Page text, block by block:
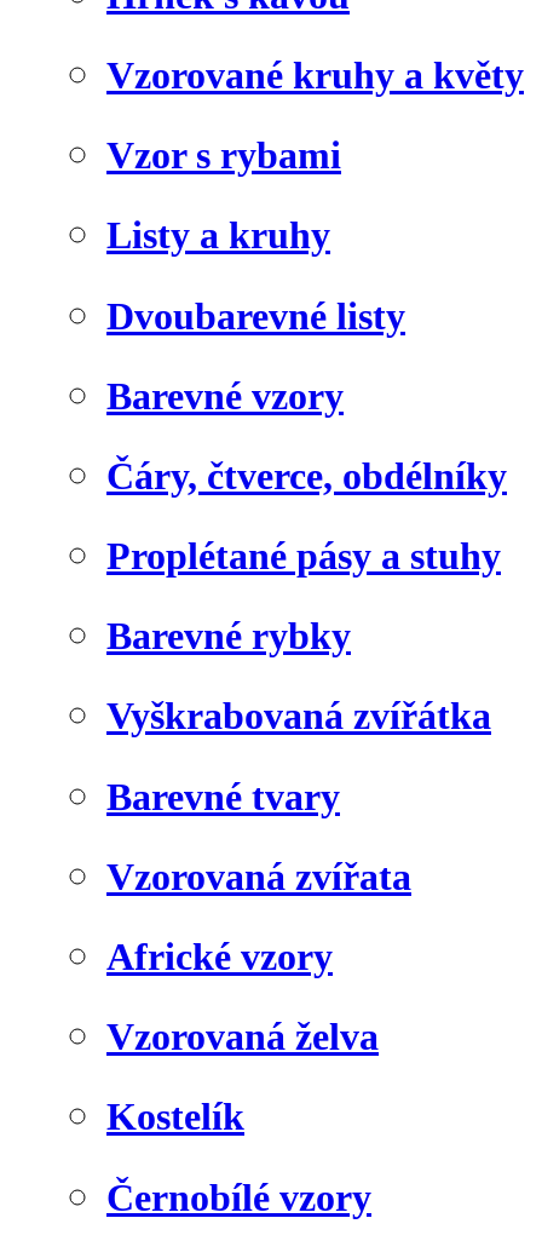
Vzorované kruhy a květy
Vzor s rybami
Listy a kruhy
Dvoubarevné listy
Barevné vzory
Čáry, čtverce, obdélníky
Proplétané pásy a stuhy
Barevné rybky
Vyškrabovaná zvířátka
Barevné tvary
Vzorovaná zvířata
Africké vzory
Vzorovaná želva
Kostelík
Černobílé vzory